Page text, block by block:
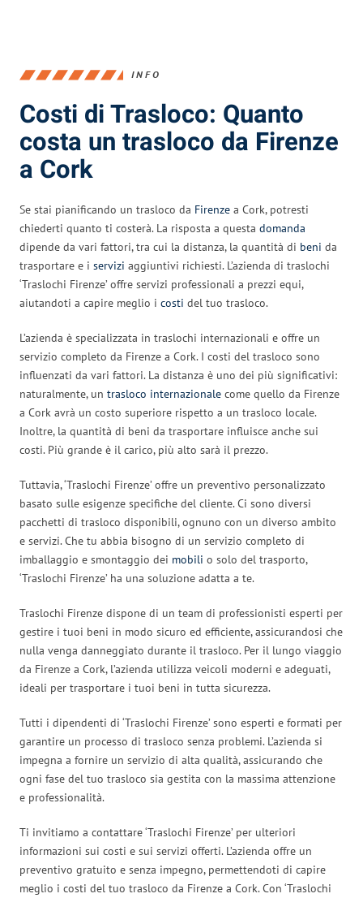
INFO
Costi di Trasloco: Quanto
costa un trasloco da Firenze
a Cork
Se stai pianificando un trasloco da Firenze a Cork, potresti
chiederti quanto ti costerà. La risposta a questa domanda
dipende da vari fattori, tra cui la distanza, la quantità di beni da
trasportare e i servizi aggiuntivi richiesti. L’azienda di traslochi
‘Traslochi Firenze’ offre servizi professionali a prezzi equi,
aiutandoti a capire meglio i costi del tuo trasloco.
L’azienda è specializzata in traslochi internazionali e offre un
servizio completo da Firenze a Cork. I costi del trasloco sono
influenzati da vari fattori. La distanza è uno dei più significativi:
naturalmente, un trasloco internazionale come quello da Firenze
a Cork avrà un costo superiore rispetto a un trasloco locale.
Inoltre, la quantità di beni da trasportare influisce anche sui
costi. Più grande è il carico, più alto sarà il prezzo.
Tuttavia, ‘Traslochi Firenze’ offre un preventivo personalizzato
basato sulle esigenze specifiche del cliente. Ci sono diversi
pacchetti di trasloco disponibili, ognuno con un diverso ambito
e servizi. Che tu abbia bisogno di un servizio completo di
imballaggio e smontaggio dei mobili o solo del trasporto,
‘Traslochi Firenze’ ha una soluzione adatta a te.
Traslochi Firenze dispone di un team di professionisti esperti per
gestire i tuoi beni in modo sicuro ed efficiente, assicurandosi che
nulla venga danneggiato durante il trasloco. Per il lungo viaggio
da Firenze a Cork, l’azienda utilizza veicoli moderni e adeguati,
ideali per trasportare i tuoi beni in tutta sicurezza.
Tutti i dipendenti di ‘Traslochi Firenze’ sono esperti e formati per
garantire un processo di trasloco senza problemi. L’azienda si
impegna a fornire un servizio di alta qualità, assicurando che
ogni fase del tuo trasloco sia gestita con la massima attenzione
e professionalità.
Ti invitiamo a contattare ‘Traslochi Firenze’ per ulteriori
informazioni sui costi e sui servizi offerti. L’azienda offre un
preventivo gratuito e senza impegno, permettendoti di capire
meglio i costi del tuo trasloco da Firenze a Cork. Con ‘Traslochi